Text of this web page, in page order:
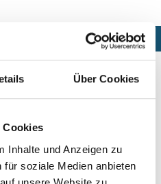
Über Cookies
Cookies
Inhalte und Anzeigen zu
soziale Medien anbieten
du auf diesen Seiten. Vor
Miete und
und Wohnungsübergabe.
folgende Themen: